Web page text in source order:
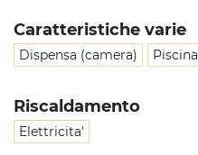
Caratteristiche varie
Dispensa (camera) Piscina
Riscaldamento
Elettricita'